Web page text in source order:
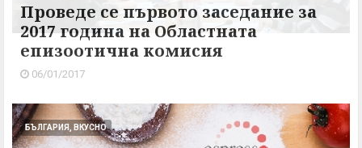
Проведе се първото заседание за
2017 година на Областната
епизоотична комисия
06/01/2017
БЪЛГАРИЯ, ВКУСНО